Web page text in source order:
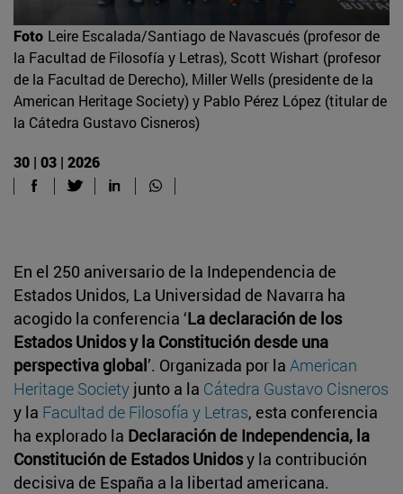
Foto Leire Escalada/Santiago de Navascués (profesor de
la Facultad de Filosofía y Letras), Scott Wishart (profesor
de la Facultad de Derecho), Miller Wells (presidente de la
American Heritage Society) y Pablo Pérez López (titular de
la Cátedra Gustavo Cisneros)
30 | 03 | 2026
En el 250 aniversario de la Independencia de
Estados Unidos, La Universidad de Navarra ha
acogido la conferencia ‘La declaración de los
Estados Unidos y la Constitución desde una
perspectiva global’. Organizada por la American
Heritage Society junto a la Cátedra Gustavo Cisneros
y la Facultad de Filosofía y Letras, esta conferencia
ha explorado la Declaración de Independencia, la
Constitución de Estados Unidosy la contribución
decisiva de España a la libertad americana.